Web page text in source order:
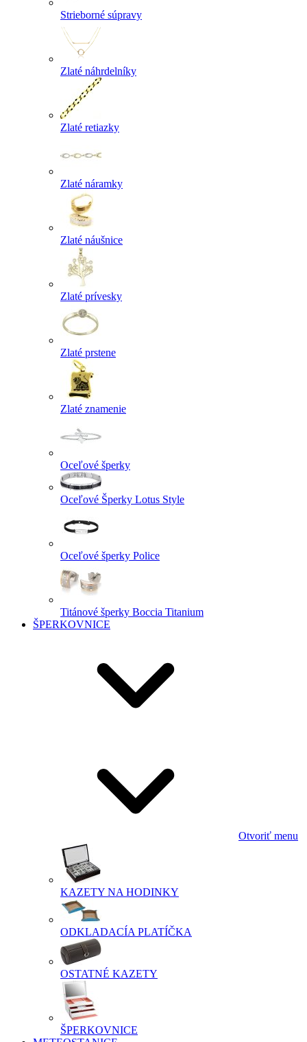
Strieborné súpravy
Zlaté náhrdelníky
Zlaté retiazky
Zlaté náramky
Zlaté náušnice
Zlaté prívesky
Zlaté prstene
Zlaté znamenie
Oceľové šperky
Oceľové Šperky Lotus Style
Oceľové šperky Police
Titánové šperky Boccia Titanium
ŠPERKOVNICE
Otvoriť menu
KAZETY NA HODINKY
ODKLADACÍA PLATÍČKA
OSTATNÉ KAZETY
ŠPERKOVNICE